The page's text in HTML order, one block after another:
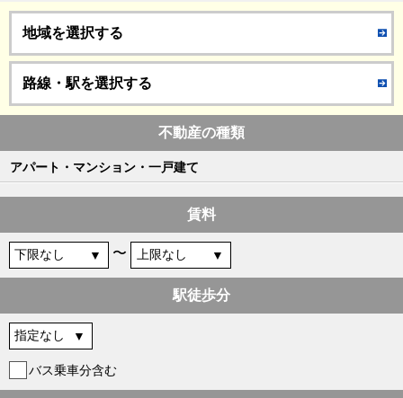
地域を選択する
路線・駅を選択する
不動産の種類
アパート・マンション・一戸建て
賃料
〜
駅徒歩分
バス乗車分含む